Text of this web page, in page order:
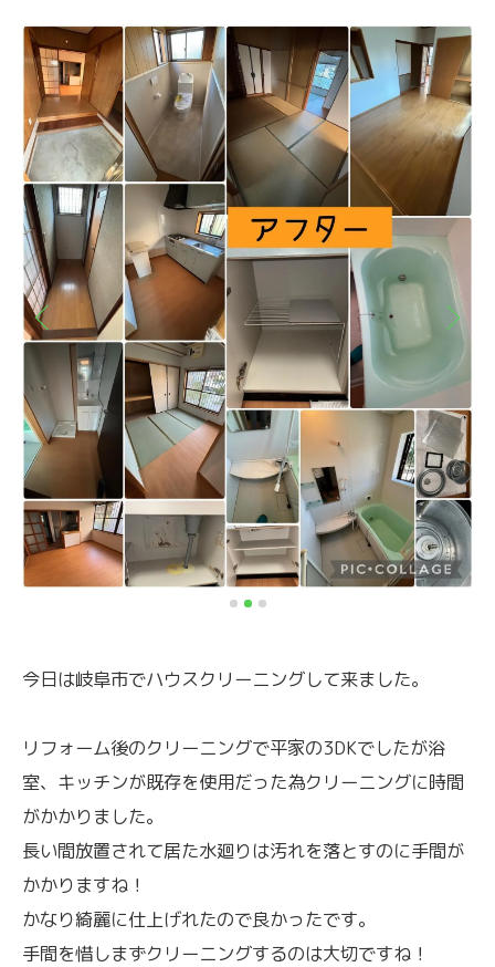
今日は岐阜市でハウスクリーニングして来ました。
リフォーム後のクリーニングで平家の3DKでしたが浴
室、キッチンが既存を使用だった為クリーニングに時間
がかかりました。
長い間放置されて居た水廻りは汚れを落とすのに手間が
かかりますね！
かなり綺麗に仕上げれたので良かったです。
手間を惜しまずクリーニングするのは大切ですね！